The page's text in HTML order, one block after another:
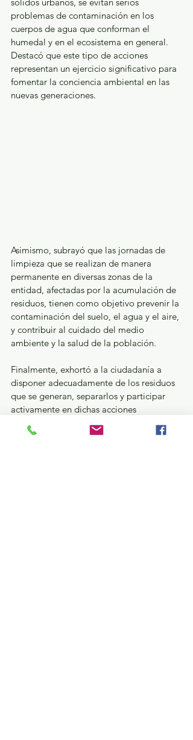
problemas de contaminación en los
cuerpos de agua que conforman el
humedal y en el ecosistema en general.
Destacó que este tipo de acciones
representan un ejercicio significativo para
fomentar la conciencia ambiental en las
nuevas generaciones.
Asimismo, subrayó que las jornadas de
limpieza que se realizan de manera
permanente en diversas zonas de la
entidad, afectadas por la acumulación de
residuos, tienen como objetivo prevenir la
contaminación del suelo, el agua y el aire,
y contribuir al cuidado del medio
ambiente y la salud de la población.
Finalmente, exhortó a la ciudadanía a
disponer adecuadamente de los residuos
que se generan, separarlos y participar
activamente en dichas acciones
destinadas a sanear espacios públicos
como parques, calles, avenidas,